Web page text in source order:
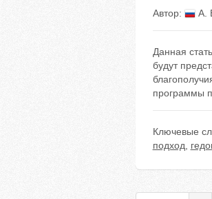
Автор: А.
Данная
будут
программы
Ключевые
подход